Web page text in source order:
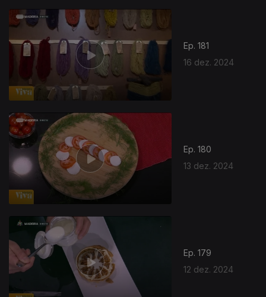
Ep. 181
16 dez. 2024
Ep. 180
13 dez. 2024
Ep. 179
12 dez. 2024